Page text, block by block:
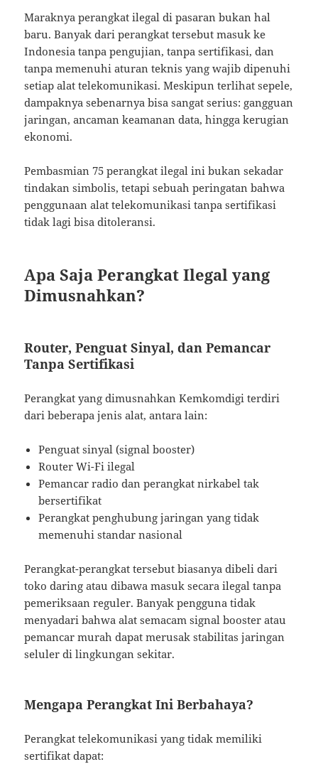
Maraknya perangkat ilegal di pasaran bukan hal
baru. Banyak dari perangkat tersebut masuk ke
Indonesia tanpa pengujian, tanpa sertifikasi, dan
tanpa memenuhi aturan teknis yang wajib dipenuhi
setiap alat telekomunikasi. Meskipun terlihat sepele,
dampaknya sebenarnya bisa sangat serius: gangguan
jaringan, ancaman keamanan data, hingga kerugian
ekonomi.
Pembasmian 75 perangkat ilegal ini bukan sekadar
tindakan simbolis, tetapi sebuah peringatan bahwa
penggunaan alat telekomunikasi tanpa sertifikasi
tidak lagi bisa ditoleransi.
Apa Saja Perangkat Ilegal yang
Dimusnahkan?
Router, Penguat Sinyal, dan Pemancar
Tanpa Sertifikasi
Perangkat yang dimusnahkan Kemkomdigi terdiri
dari beberapa jenis alat, antara lain:
Penguat sinyal (signal booster)
Router Wi-Fi ilegal
Pemancar radio dan perangkat nirkabel tak
bersertifikat
Perangkat penghubung jaringan yang tidak
memenuhi standar nasional
Perangkat-perangkat tersebut biasanya dibeli dari
toko daring atau dibawa masuk secara ilegal tanpa
pemeriksaan reguler. Banyak pengguna tidak
menyadari bahwa alat semacam signal booster atau
pemancar murah dapat merusak stabilitas jaringan
seluler di lingkungan sekitar.
Mengapa Perangkat Ini Berbahaya?
Perangkat telekomunikasi yang tidak memiliki
sertifikat dapat: